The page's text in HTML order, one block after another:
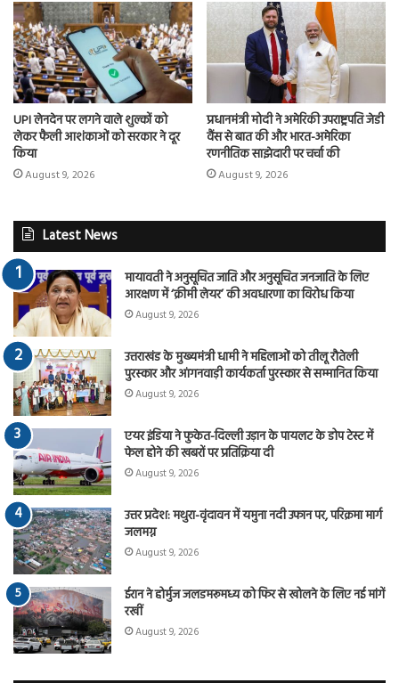
UPI लेनदेन पर लगने वाले शुल्कों को
लेकर फैली आशंकाओं को सरकार ने दूर
किया
August 9, 2026
प्रधानमंत्री मोदी ने अमेरिकी उपराष्ट्रपति जेडी
वैंस से बात की और भारत-अमेरिका
रणनीतिक साझेदारी पर चर्चा की
August 9, 2026
Latest News
मायावती ने अनुसूचित जाति और अनुसूचित जनजाति के लिए
आरक्षण में ‘क्रीमी लेयर’ की अवधारणा का विरोध किया
August 9, 2026
उत्तराखंड के मुख्यमंत्री धामी ने महिलाओं को तीलू रौतेली
पुरस्कार और आंगनवाड़ी कार्यकर्ता पुरस्कार से सम्मानित किया
August 9, 2026
एयर इंडिया ने फुकेत-दिल्ली उड़ान के पायलट के डोप टेस्ट में
फेल होने की खबरों पर प्रतिक्रिया दी
August 9, 2026
उत्तर प्रदेश: मथुरा-वृंदावन में यमुना नदी उफान पर, परिक्रमा मार्ग
जलमग्न
August 9, 2026
ईरान ने होर्मुज जलडमरूमध्य को फिर से खोलने के लिए नई मांगें
रखीं
August 9, 2026